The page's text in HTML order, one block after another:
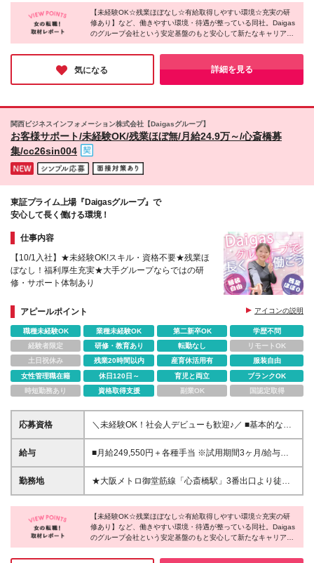
代の多い職場で楽しく働きたい ・プライベートの時
間を大切にしたい ＜契約の期間＞ ※契約の更新有
（契約期間満了時に判断） ※通算契約期間に定めあり
◎日祝勤務手当：1160円/日 ◎年末年始勤務手当：
6000円～8100円/日
通勤不可 ★駅チカ勤務地&転勤なし ■大阪拠点 大阪市
西区千代崎3丁目南2-37 ドームシティガスビル ☆アク
セスが良くコンビニや飲食店が多いエリアです◎ ☆
転居を伴う転勤はありません ＜関西本社＞ 大阪駅周
辺エリア 本町・心斎橋エリア・難波・湊町エリア ※
関西限定求人※ ※本社勤務ではありません※ (変更の
【未経験OK☆残業ほぼなし☆有給取得しやすい環境☆充実の研
修あり】など、働きやすい環境・待遇が整っている同社。Daigas
のグループ会社という安定基盤のもと安心して新たなキャリアを
スタートできるのが魅力です♪ライフイベントを経ても長く働け
る環境を探している方、安定企業で不安になることなく働きたい
方にぴったりの求人です！少しでも気になった方はぜひご応募く
ださい◎
気になる 詳細を見る
関西ビジネスインフォメーション株式会社【Daigasグループ】
お客様サポート/未経験OK/残業ほぼ無/月給24.9万～/心斎橋募
集/cc26sin004
東証プライム上場『Daigasグループ』で
安心して長く働ける環境！
仕事内容
【10/1入社】★未経験OK!スキル・資格不要★残業ほ
ぼなし！福利厚生充実★大手グループならではの研
修・サポート体制あり
アピールポイント アイコンの説明
職種未経験OK 業種未経験OK 第二新卒OK
学歴不問
経験者限定
研修・教育あり 転勤なし
リモートOK
土日祝休み
残業20時間以内 産育休活用有
服装自由
女性管理職在籍
休日120日～ 育児と両立
ブランクOK
時短勤務あり
資格取得支援 副業OK 国認定取得
応募資格
＼未経験OK！社会人デビューも歓迎♪／ ■基本的なPC
操作が可能な方 ■10月1日勤務開始が可能な方 ■学歴
不問 ※10月1日入社を中心に募集していますが、10月
なども踏まえ、入社日は柔軟に調整いたしますので、
お気軽にご相談ください。 ＼こんな方にピッタリ！
多い職場で楽しく働きたい ・プライベートの時間を
大切にしたい ＜契約の期間＞ ※契約の更新有（契約
期間満了時に判断） ※通算契約期間に定めあり ※5年
給与
■月給249,550円＋各種手当 ※試用期間3ヶ月/給与・
待遇に差異はございません ※残業代は別途、全額支給
いたします ★直近3年間、ベースアップを実施中！ ＼
◎日祝勤務手当：1160円/日 ◎年末年始勤務手当：
6000円～8100円/日
勤務地
★大阪メトロ御堂筋線「心斎橋駅」3番出口より徒歩3
分 ★自転車通勤も可能です！ ※マイカー・バイク通
勤不可 ★駅チカ勤務地&転勤なし ■心斎橋拠点 大阪市
中央区南船場4-2-4 日本生命御堂筋ビル ☆アクセスが
良くコンビニや飲食店が多いエリアです◎ ☆転居を
伴う転勤はありません ＜関西本社＞ 大阪駅周辺エリ
ア 本町・心斎橋エリア・難波・湊町エリア ※関西限
【未経験OK☆残業ほぼなし☆有給取得しやすい環境☆充実の研
修あり】など、働きやすい環境・待遇が整っている同社。Daigas
のグループ会社という安定基盤のもと安心して新たなキャリアを
スタートできるのが魅力です♪ライフイベントを経ても長く働け
る環境を探している方、安定企業で不安になることなく働きたい